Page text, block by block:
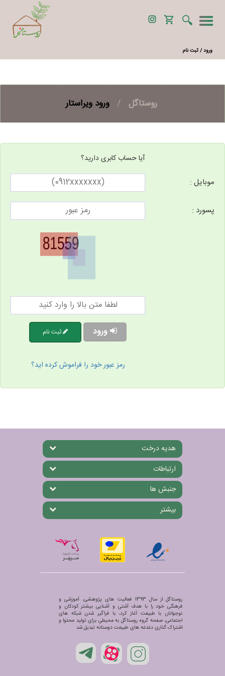
ورود / ثبت نام
روستاگل / ورود ویراستار
آیا حساب کابری دارید؟
موبایل :
پسورد :
ورود ثبت نام
رمز عبور خود را فراموش کرده اید؟
هدیه درخت
ارتباطات
جنبش ها
بیشتر
روستاگل از سال 1393 فعالیت های پژوهشی، آموزشی و
فرهنگی خود را با هدف آشتی و آشنایی بیشتر کودکان و
نوجوانان با طبیعت آغاز کرد، با فراگیر شدن شبکه های
اجتماعی، صفحه گروه روستاگل به محیطی برای تولید محتوا و
اشتراک گذاری دغدغه های طبیعت دوستانه تبدیل شد